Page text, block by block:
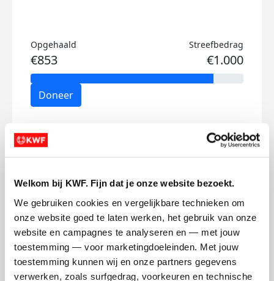
Welkom bij KWF. Fijn dat je onze website bezoekt.
We gebruiken cookies en vergelijkbare technieken om
onze website goed te laten werken, het gebruik van onze
website en campagnes te analyseren en — met jouw
toestemming — voor marketingdoeleinden. Met jouw
toestemming kunnen wij en onze partners gegevens
verwerken, zoals surfgedrag, voorkeuren en technische
Opgehaald
€853
Streefbedrag
€1.000
Doneer